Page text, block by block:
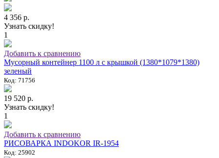
4 356 р.
Узнать скидку!
1
Добавить к сравнению
Мусорный контейнер 1100 л с крышкой (1380*1079*1380)
зеленый
Код: 71756
19 520 р.
Узнать скидку!
1
Добавить к сравнению
РИСОВАРКА INDOKOR IR-1954
Код: 25902